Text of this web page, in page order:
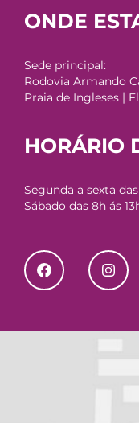
ONDE
Sede principal:
Rodovia Armando
Praia de Ingleses |
HORÁRIO
Segunda a sexta
Sábado das 8h ás